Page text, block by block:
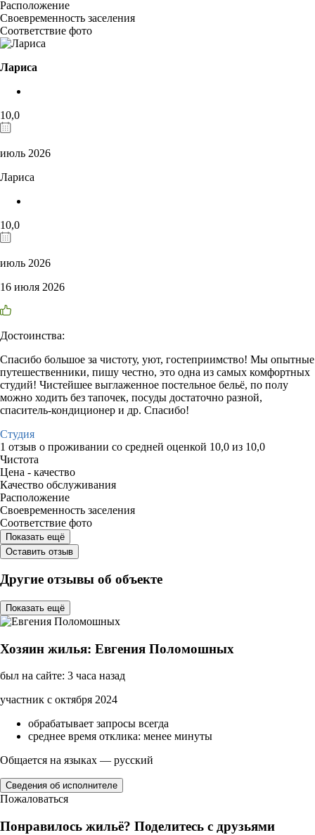
Расположение
Своевременность заселения
Соответствие фото
Лариса
10,0
июль 2026
Лариса
10,0
июль 2026
16 июля 2026
Достоинства:
Спасибо большое за чистоту, уют, гостеприимство! Мы опытные
путешественники, пишу честно, это одна из самых комфортных
студий! Чистейшее выглаженное постельное бельё, по полу
можно ходить без тапочек, посуды достаточно разной,
спаситель-кондиционер и др. Спасибо!
Студия
1 отзыв о проживании со средней оценкой 10,0 из 10,0
Чистота
Цена - качество
Качество обслуживания
Расположение
Своевременность заселения
Соответствие фото
Показать ещё
Оставить отзыв
Другие отзывы об объекте
Показать ещё
Хозяин жилья: Евгения Поломошных
был на сайте: 3 часа назад
участник с октября 2024
обрабатывает запросы всегда
среднее время отклика: менее минуты
Общается на языках — русский
Сведения об исполнителе
Пожаловаться
Понравилось жильё? Поделитесь с друзьями